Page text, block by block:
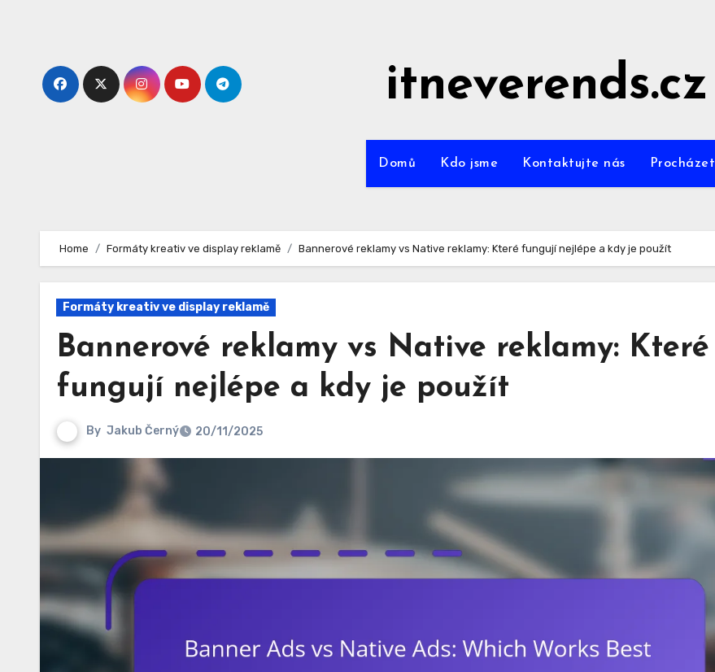
itneverends.cz
Domů Kdo jsme Kontaktujte nás Procházet
Home Formáty kreativ ve display reklamě Bannerové reklamy vs Native reklamy: Které fungují nejlépe a kdy je použít
Formáty kreativ ve display reklamě
Bannerové reklamy vs Native reklamy: Které
fungují nejlépe a kdy je použít
By Jakub Černý 20/11/2025